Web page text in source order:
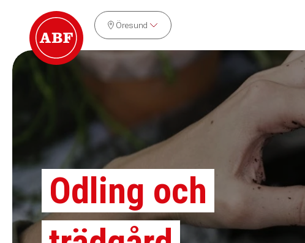
Öresund
Odling och